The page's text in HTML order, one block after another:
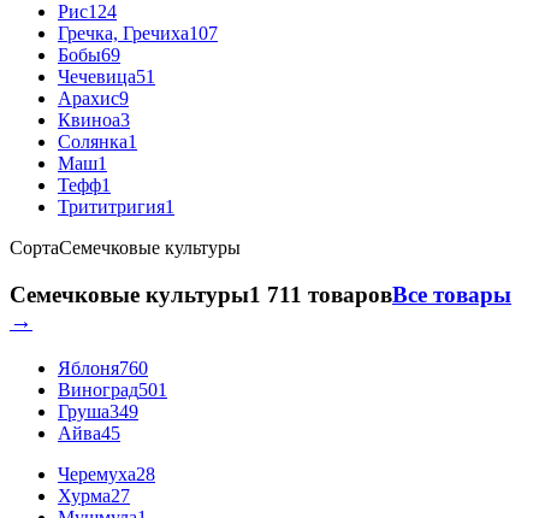
Рис124
Гречка, Гречиха107
Бобы69
Чечевица51
Арахис9
Квиноа3
Солянка1
Маш1
Тефф1
Трититригия1
СортаСемечковые культуры
Семечковые культуры1 711 товаровВсе товары
→
Яблоня760
Виноград501
Груша349
Айва45
Черемуха28
Хурма27